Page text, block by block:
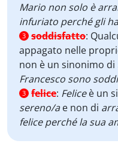
Mario non solo è
infuriato perché gli
3 soddisfatto:
appagato nelle
non è un sinonimo di
Francesco sono
3 felice: Feliceè un
sereno/ae non di
felice perché la sua